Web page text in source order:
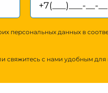
персональных данных в
свяжитесь с нами удобным для